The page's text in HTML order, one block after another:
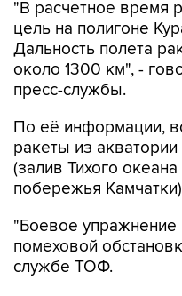
Дальность полета
около 1300 км", -
пресс-службы.
По её информации,
(залив Тихого
побережья
"Боевое упражнение
службе ТОФ.
"Закрытие района